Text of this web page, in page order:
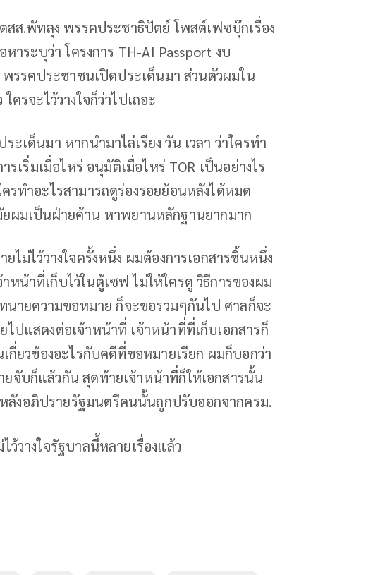
ส.พัทลุง พรรคประชาธิปัตย์ โพสต์เฟซบุ๊กเรื่อง
หาระบุว่า โครงการ TH-AI Passport งบ
รคประชาชนเปิดประเด็นมา ส่วนตัวผมใน
รจะไว้วางใจก็ว่าไปเถอะ
เด็นมา หากนำมาไล่เรียง วัน เวลา ว่าใครทำ
รเริ่มเมื่อไหร่ อนุมัติเมื่อไหร่ TOR เป็นอย่างไร
รทำอะไรสามารถดูร่องรอยย้อนหลังได้หมด
ผมเป็นฝ่ายค้าน หาพยานหลักฐานยากมาก
ไม่ไว้วางใจครั้งหนึ่ง ผมต้องการเอกสารชิ้นหนึ่ง
น้าที่เก็บไว้ในตู้เซฟ ไม่ให้ใครดู วิธีการของผม
ายความขอหมาย ก็จะขอรวมๆกันไป ศาลก็จะ
ปแสดงต่อเจ้าหน้าที่ เจ้าหน้าที่ที่เก็บเอกสารก็
กี่ยวข้องอะไรกับคดีที่ขอหมายเรียก ผมก็บอกว่า
จับก็แล้วกัน สุดท้ายเจ้าหน้าที่ก็ให้เอกสารนั้น
งอภิปรายรัฐมนตรีคนนั้นถูกปรับออกจากครม.
วางใจรัฐบาลนี้หลายเรื่องแล้ว